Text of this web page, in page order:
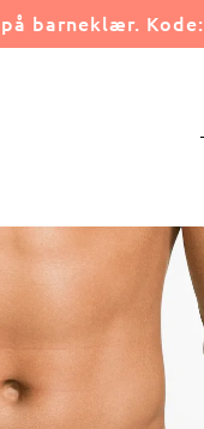
barneklær. Kode: